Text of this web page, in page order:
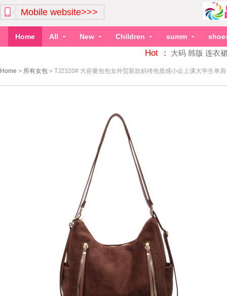
Mobile website>>>
Home All New Children summ
Hot ： 大码 韩版 连衣
Home > 所有女包 > TJ2320# 大容量包包女外贸新款斜挎包质感小众上课大学生单